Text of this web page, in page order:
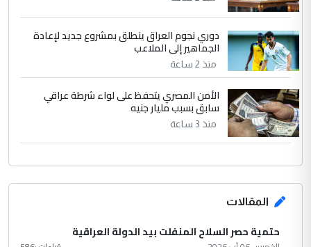
دوري نجوم العراق ينطلق بمشروع جديد لإعادة
الجماهير إلى الملاعب
منذ 2 ساعة
الأمن المصري يتحفظ على لواء شرطة عراقي
سابق بسبب مليار جنيه
منذ 3 ساعة
المقالات
حتمية حصر السلاح المنفلت بيد الدولة العراقية